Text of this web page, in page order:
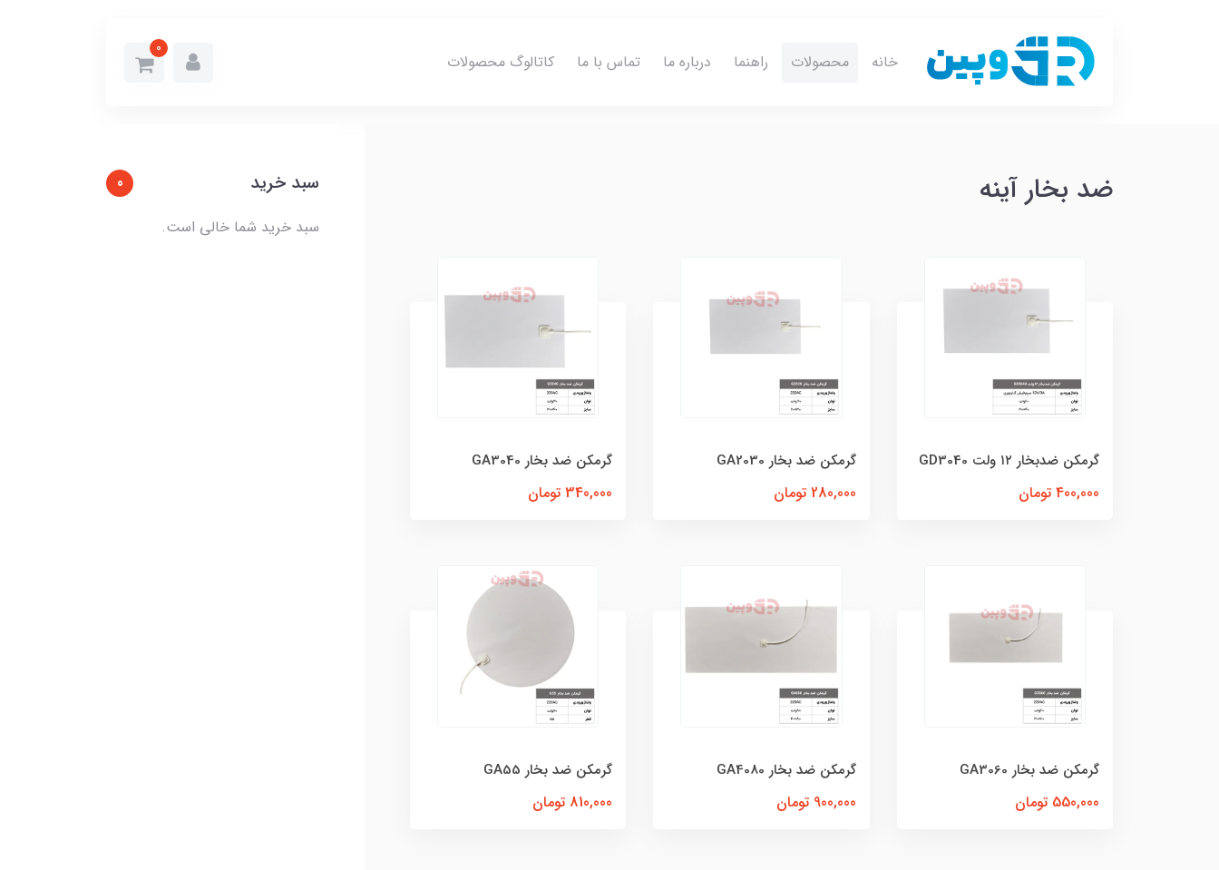
خانه محصولات راهنما درباره ما تماس با ما کاتالوگ محصولات
0
ضد بخار آینه
گرمکن ضدبخار ۱۲ ولت GD3040
400,000 تومان
گرمکن ضد بخار GA2030
280,000 تومان
گرمکن ضد بخار GA3040
340,000 تومان
گرمکن ضد بخار GA3060
550,000 تومان
گرمکن ضد بخار GA4080
900,000 تومان
گرمکن ضد بخار GA55
810,000 تومان
سبد خرید
0
سبد خرید شما خالی است.